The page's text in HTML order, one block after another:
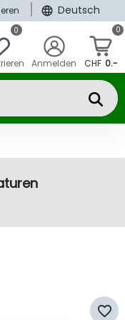
Deutsch
0
Anmelden
0
CHF 0.-
favorite_border